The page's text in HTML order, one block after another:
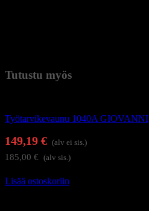
Tutustu myös
Työtarvikevaunu 1040A GIOVANNI
149,19 € (alv ei sis.)
185,00 € (alv sis.)
Lisää ostoskoriin